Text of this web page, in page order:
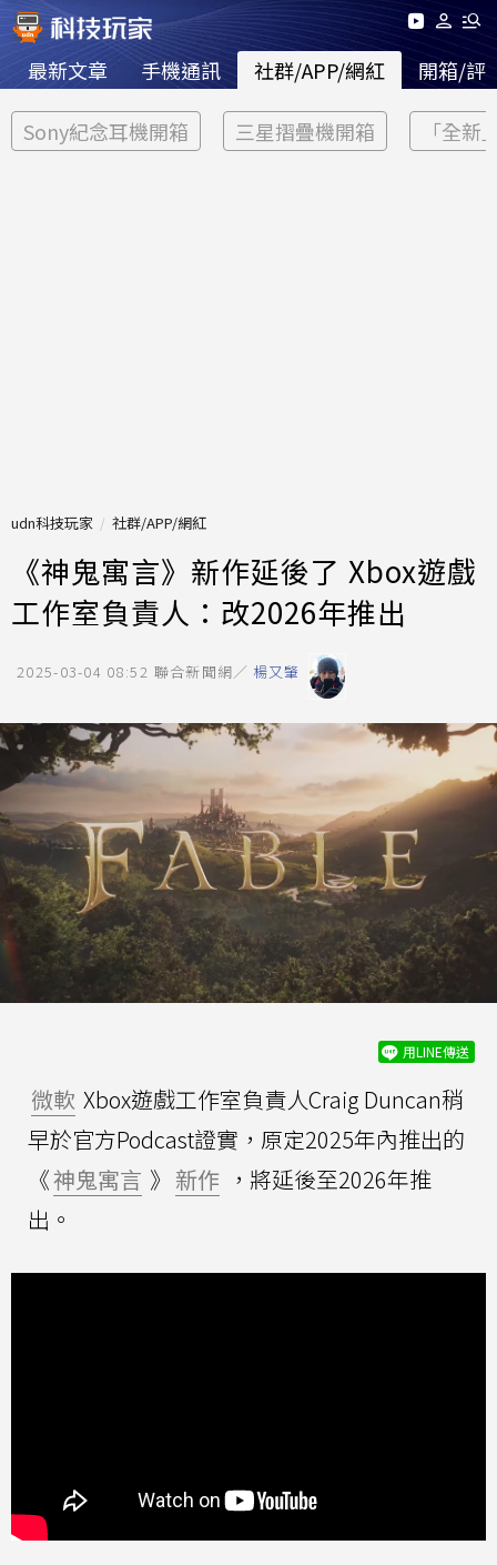
最新文章 手機通訊 社群/APP/網紅 開箱/評
Sony紀念耳機開箱 三星摺疊機開箱 「全新
udn科技玩家 社群/APP/網紅
《神鬼寓言》新作延後了 Xbox遊戲
工作室負責人：改2026年推出
2025-03-04 08:52 聯合新聞網／ 楊又肇
用LINE傳送
微軟 Xbox遊戲工作室負責人Craig Duncan稍
早於官方Podcast證實，原定2025年內推出的
《神鬼寓言 》 新作 ，將延後至2026年推
出。